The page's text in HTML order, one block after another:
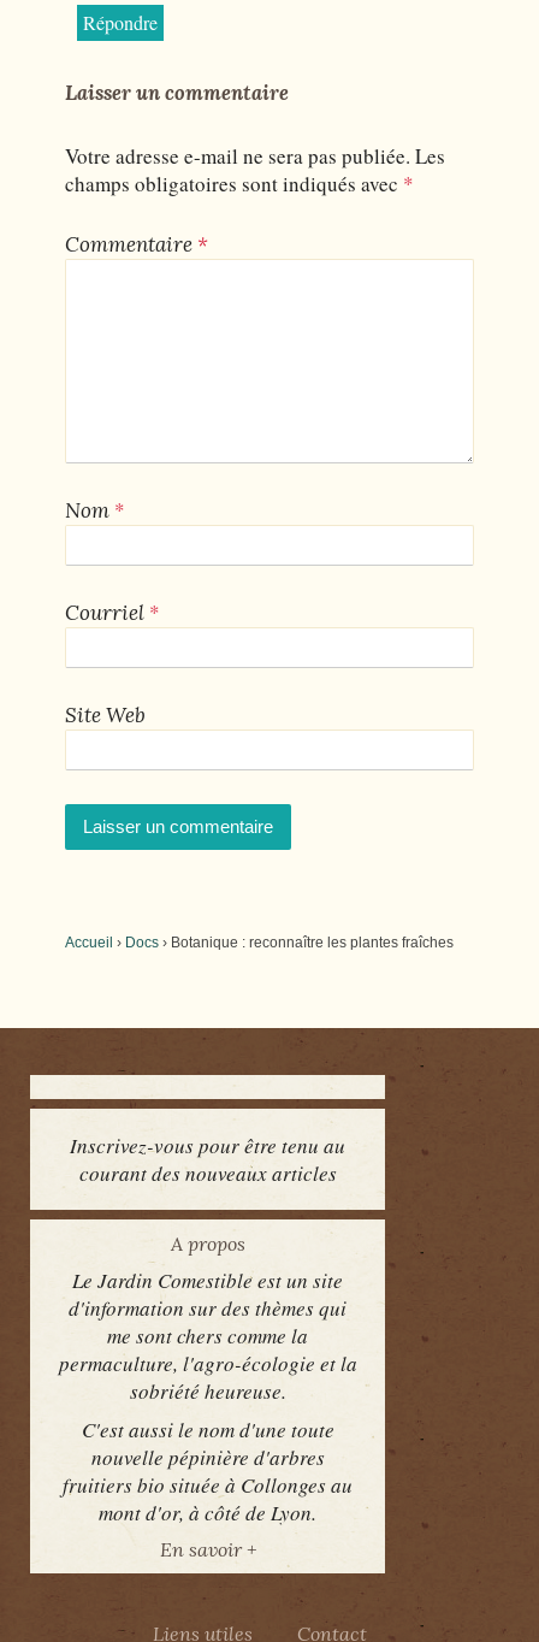
Répondre
Laisser un commentaire
Votre adresse e-mail ne sera pas publiée. Les
champs obligatoires sont indiqués avec *
Commentaire *
Nom *
Courriel *
Site Web
Accueil › Docs › Botanique : reconnaître les plantes fraîches
Inscrivez-vous pour être tenu au
courant des nouveaux articles
A propos
Le Jardin Comestible est un site
d'information sur des thèmes qui
me sont chers comme la
permaculture, l'agro-écologie et la
sobriété heureuse.
C'est aussi le nom d'une toute
nouvelle pépinière d'arbres
fruitiers bio située à Collonges au
mont d'or, à côté de Lyon.
En savoir +
Liens utiles Contact